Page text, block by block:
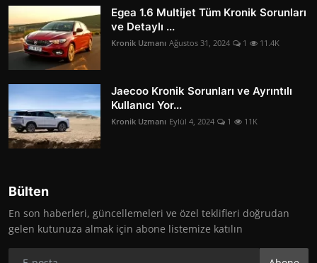
Egea 1.6 Multijet Tüm Kronik Sorunları
ve Detaylı ...
Kronik Uzmanı Ağustos 31, 2024 1 11.4K
Jaecoo Kronik Sorunları ve Ayrıntılı
Kullanıcı Yor...
Kronik Uzmanı Eylül 4, 2024 1 11K
Bülten
En son haberleri, güncellemeleri ve özel teklifleri doğrudan
gelen kutunuza almak için abone listemize katılın